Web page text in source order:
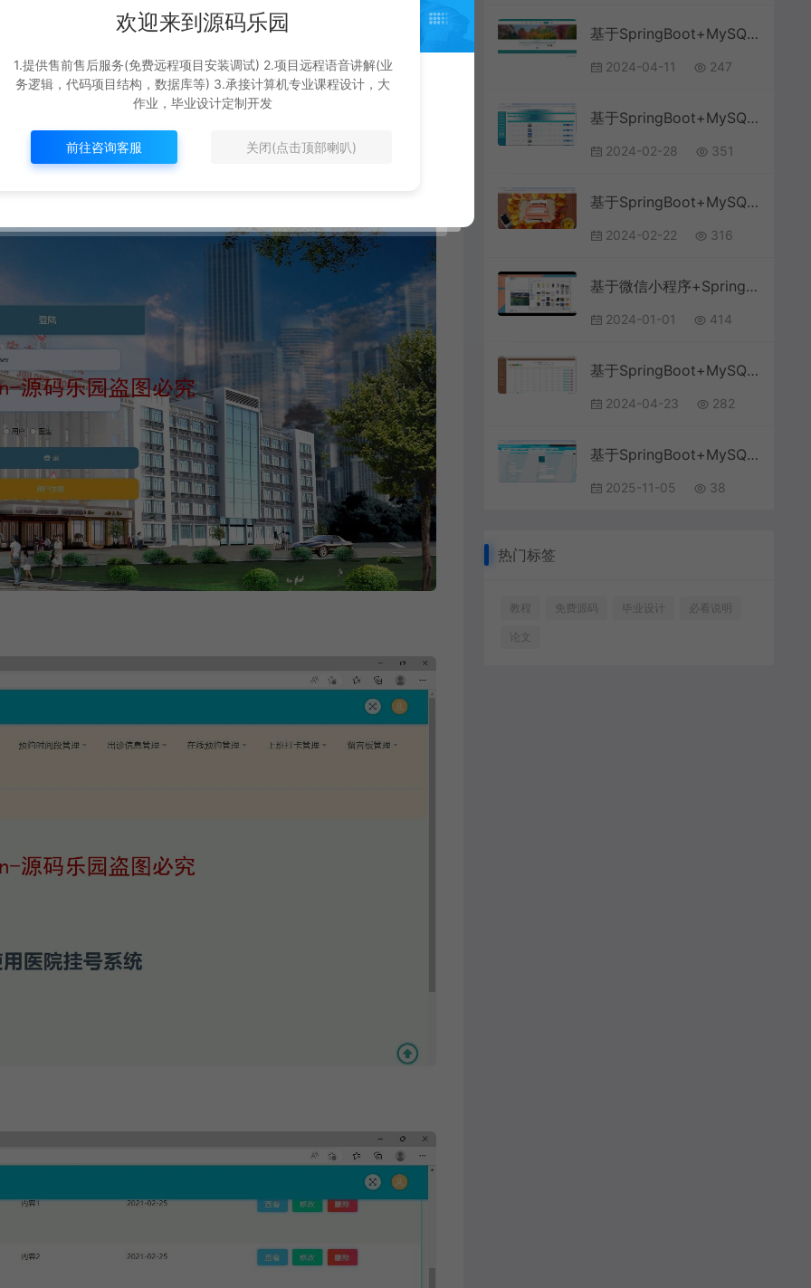
基于SpringBoot+MySQL+Vue.js的校内互助交易系统(附论文)
2024-04-11 247
基于SpringBoot+MySQL+微信小程序的医院核酸检测预约挂号微信小程序(附论文)
2024-02-28 351
基于SpringBoot+MySQL+Vue前后端分离的牙科诊所管理系统(附论文)
2024-02-22 316
基于微信小程序+SpringBoot+MySQL的球馆预约小程序(附论文)
2024-01-01 414
基于SpringBoot+MySQL+Vue.js的选课排课系统(附论文)
2024-04-23 282
基于SpringBoot+MySQL+SSM+Vue.js的天气预报管理系统(附论文)
2025-11-05 38
热门标签
教程 免费源码 毕业设计 必看说明
论文
欢迎来到源码乐园
1.提供售前售后服务(免费远程项目安装调试) 2.项目远程语音讲解(业
务逻辑，代码项目结构，数据库等) 3.承接计算机专业课程设计，大
作业，毕业设计定制开发
前往咨询客服 关闭(点击顶部喇叭)